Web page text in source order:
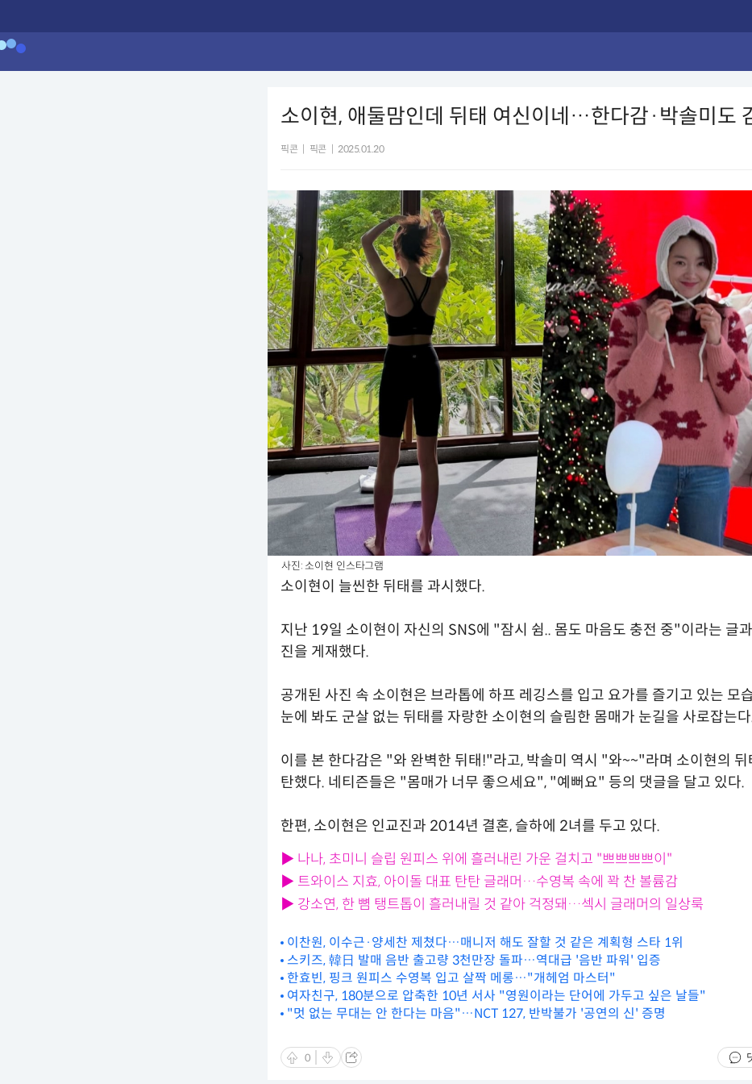
소이현, 애둘맘인데 뒤태 여신이네…한다감·박솔미도
픽콘 픽콘 2025.01.20
사진: 소이현 인스타그램
소이현이 늘씬한 뒤태를 과시했다.
지난 19일 소이현이 자신의 SNS에 "잠시 쉼.. 몸도 마음도 충전 중"이라는 글
진을 게재했다.
공개된 사진 속 소이현은 브라톱에 하프 레깅스를 입고 요가를 즐기고 있는 모
눈에 봐도 군살 없는 뒤태를 자랑한 소이현의 슬림한 몸매가 눈길을 사로잡는
이를 본 한다감은 "와 완벽한 뒤태!"라고, 박솔미 역시 "와~~"라며 소이현의 뒤
탄했다. 네티즌들은 "몸매가 너무 좋으세요", "예뻐요" 등의 댓글을 달고 있다.
한편, 소이현은 인교진과 2014년 결혼, 슬하에 2녀를 두고 있다.
▶ 나나, 초미니 슬립 원피스 위에 흘러내린 가운 걸치고 "쁘쁘쁘쁘이"
▶ 트와이스 지효, 아이돌 대표 탄탄 글래머…수영복 속에 꽉 찬 볼륨감
▶ 강소연, 한 뼘 탱트톱이 흘러내릴 것 같아 걱정돼…섹시 글래머의 일상룩
이찬원, 이수근·양세찬 제쳤다…매니저 해도 잘할 것 같은 계획형 스타 1위
스키즈, 韓日 발매 음반 출고량 3천만장 돌파…역대급 '음반 파워' 입증
한효빈, 핑크 원피스 수영복 입고 살짝 메롱…"개헤엄 마스터"
여자친구, 180분으로 압축한 10년 서사 "영원이라는 단어에 가두고 싶은 날들"
"멋 없는 무대는 안 한다는 마음"…NCT 127, 반박불가 '공연의 신' 증명
0